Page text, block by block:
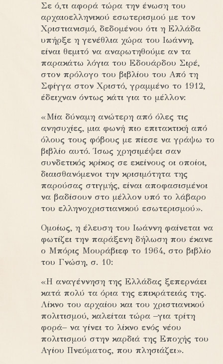
Σε ό,τι αφορά τώρα την ένωση του
αρχαιοελληνικού εσωτερισμού με τον
Χριστιανισμό, δεδομένου ότι η Ελλάδα
υπήρξε η γενέθλια χώρα του Ιωάννη,
είναι θεμιτό να αναρωτηθούμε αν τα
παρακάτω λόγια του Εδουάρδου Σιρέ,
στον πρόλογο του βιβλίου του Από τη
Σφίγγα στον Χριστό, γραμμένο το 1912,
έδειχναν όντως κάτι για το μέλλον:
«Μία δύναμη ανώτερη από όλες τις
ανησυχίες, μια φωνή πιο επιτακτική από
όλους τους φόβους με πίεσε να γράψω το
βιβλίο αυτό. Ίσως χρησιμέψει σαν
συνδετικός κρίκος σε εκείνους οι οποίοι,
διαισθανόμενοι την κρισιμότητα της
παρούσας στιγμής, είναι αποφασισμένοι
να βαδίσουν στο μέλλον υπό το λάβαρο
του ελληνοχριστιανικού εσωτερισμού».
Ομοίως, η έλευση του Ιωάννη φαίνεται να
φωτίζει την παράξενη δήλωση που έκανε
ο Μπόρις Μουράβιεφ το 1964, στο βιβλίο
του Γνώση, σ. 10:
«Η αναγέννηση της Ελλάδας ξεπερνάει
κατά πολύ τα όρια της επικράτειάς της.
Λίκνο του αρχαίου και του χριστιανικού
πολιτισμού, καλείται τώρα –για τρίτη
φορά– να γίνει το λίκνο ενός νέου
πολιτισμού στην καρδιά της Εποχής του
Αγίου Πνεύματος, που πλησιάζει».